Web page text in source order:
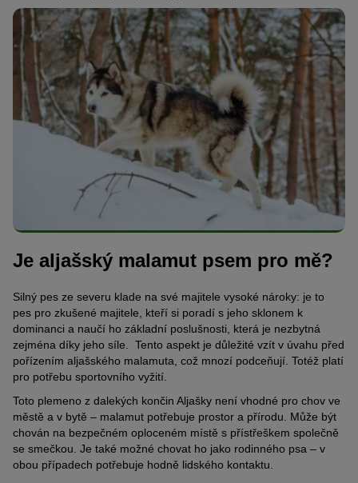
Je aljašský malamut psem pro mě?
Silný pes ze severu klade na své majitele vysoké nároky: je to
pes pro zkušené majitele, kteří si poradí s jeho sklonem k
dominanci a naučí ho základní poslušnosti, která je nezbytná
zejména díky jeho síle. Tento aspekt je důležité vzít v úvahu před
pořízením aljašského malamuta, což mnozí podceňují. Totéž platí
pro potřebu sportovního vyžití.
Toto plemeno z dalekých končin Aljašky není vhodné pro chov ve
městě a v bytě – malamut potřebuje prostor a přírodu. Může být
chován na bezpečném oploceném místě s přístřeškem společně
se smečkou. Je také možné chovat ho jako rodinného psa – v
obou případech potřebuje hodně lidského kontaktu.